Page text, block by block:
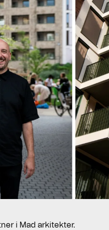
i Mad arkitekter.